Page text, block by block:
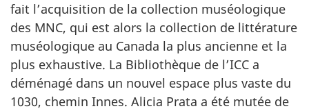
fait l’acquisition de la collection muséologique
des MNC, qui est alors la collection de littérature
muséologique au Canada la plus ancienne et la
plus exhaustive. La Bibliothèque de l’ICC a
déménagé dans un nouvel espace plus vaste du
1030, chemin Innes. Alicia Prata a été mutée de